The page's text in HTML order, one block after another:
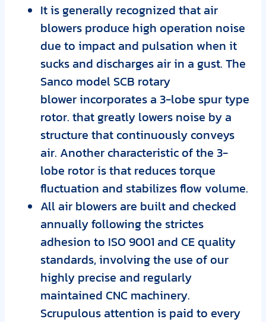
It is generally recognized that air
blowers produce high operation noise
due to impact and pulsation when it
sucks and discharges air in a gust. The
Sanco model SCB rotary
blowerincorporates a 3-lobe spur type
rotor. that greatly lowers noise by a
structure that continuouslyconveys
air. Another characteristic of the 3-
lobe rotor is that reduces torque
fluctuation and stabilizes flow volume.
All air blowers are built and checked
annually following the strictes
adhesion to ISO 9001 and CE quality
standards, involving the use of our
highly precise and regularly
maintained CNC machinery.
Scrupulous attention is paid to every